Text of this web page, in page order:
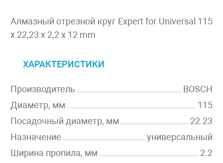
Алмазный отрезной круг Expert for Universal 115
x 22,23 x 2,2 x 12 mm
ХАРАКТЕРИСТИКИ
Производитель
BOSCH
Диаметр, мм
115
Посадочный диаметр, мм
22.23
Назначение
универсальный
Ширина пропила, мм
2.2